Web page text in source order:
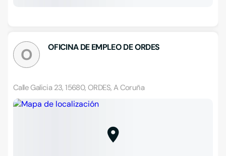
O OFICINA DE EMPLEO DE ORDES
Calle Galicia 23, 15680, ORDES, A Coruña